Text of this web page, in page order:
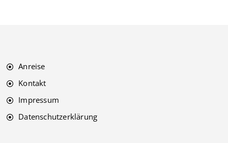
Anreise
Kontakt
Impressum
Datenschutzerklärung